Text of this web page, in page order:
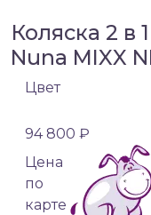
Коляска 2 в 1
Nuna MIXX
Цвет
94 800 ₽
Цена
по
карте